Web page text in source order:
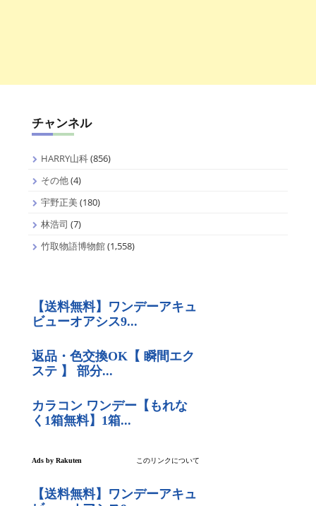
チャンネル
HARRY山科(856)
その他(4)
宇野正美(180)
林浩司 (7)
竹取物語博物館(1,558)